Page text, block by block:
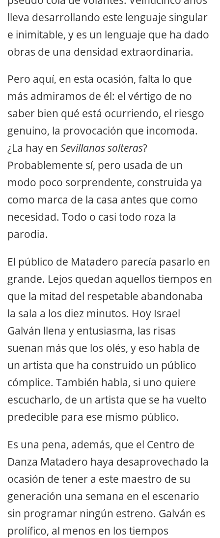
lleva desarrollando este lenguaje singular
e inimitable, y es un lenguaje que ha dado
obras de una densidad extraordinaria.
Pero aquí, en esta ocasión, falta lo que
más admiramos de él: el vértigo de no
saber bien qué está ocurriendo, el riesgo
genuino, la provocación que incomoda.
¿La hay en Sevillanas solteras?
Probablemente sí, pero usada de un
modo poco sorprendente, construida ya
como marca de la casa antes que como
necesidad. Todo o casi todo roza la
parodia.
El público de Matadero parecía pasarlo en
grande. Lejos quedan aquellos tiempos en
que la mitad del respetable abandonaba
la sala a los diez minutos. Hoy Israel
Galván llena y entusiasma, las risas
suenan más que los olés, y eso habla de
un artista que ha construido un público
cómplice. También habla, si uno quiere
escucharlo, de un artista que se ha vuelto
predecible para ese mismo público.
Es una pena, además, que el Centro de
Danza Matadero haya desaprovechado la
ocasión de tener a este maestro de su
generación una semana en el escenario
sin programar ningún estreno. Galván es
prolífico, al menos en los tiempos